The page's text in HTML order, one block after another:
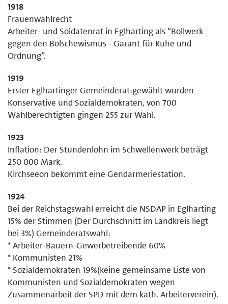
1918
Frauenwahlrecht
Arbeiter- und Soldatenrat in Eglharting als “Bollwerk
gegen den Bolschewismus - Garant für Ruhe und
Ordnung”.
1919
Erster Eglhartinger Gemeinderat:gewählt wurden
Konservative und Sozialdemokraten, von 700
Wahlberechtigten gingen 255 zur Wahl.
1923
Inflation: Der Stundenlohn im Schwellenwerk beträgt
250 000 Mark.
Kirchseeon bekommt eine Gendarmeriestation.
1924
Bei der Reichstagswahl erreicht die NSDAP in Eglharting
15% der Stimmen (Der Durchschnitt im Landkreis liegt
bei 3%) Gemeinderatswahl:
* Arbeiter-Bauern-Gewerbetreibende 60%
* Kommunisten 21%
* Sozialdemokraten 19%(keine gemeinsame Liste von
Kommunisten und Sozialdemokraten wegen
Zusammenarbeit der SPD mit dem kath. Arbeiterverein).